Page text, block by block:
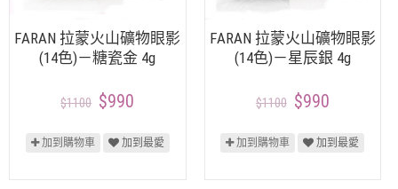
FARAN 拉蒙火山礦物眼影
(14色)－糖瓷金 4g
$1100 $990
加到購物車 加到最愛
FARAN 拉蒙火山礦物眼影
(14色)－星辰銀 4g
$1100 $990
加到購物車 加到最愛